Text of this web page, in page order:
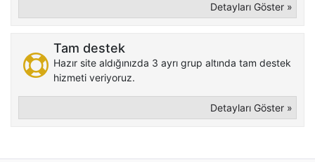
Detayları Göster »
Tam destek
Hazır site aldığınızda 3 ayrı grup altında tam destek
hizmeti veriyoruz.
Detayları Göster »